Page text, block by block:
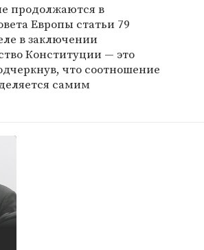
продолжаются в
Европы статьи 79
в заключении
Конституции — это
что соотношение
самим